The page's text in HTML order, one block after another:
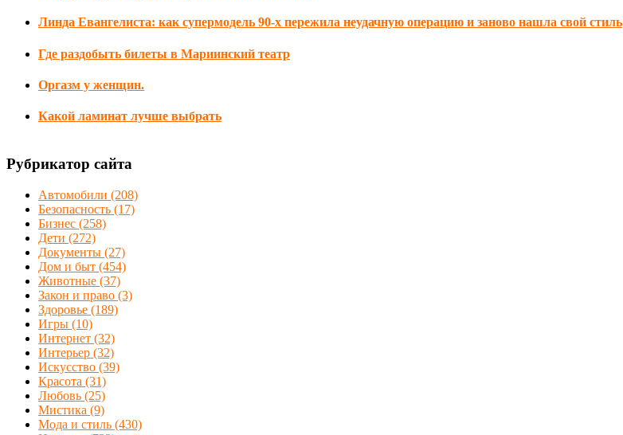
Линда Евангелиста: как супермодель 90-х пережила неудачную операцию и заново нашла свой стиль
Где раздобыть билеты в Мариинский театр
Оргазм у женщин.
Какой ламинат лучше выбрать
Рубрикатор сайта
Автомобили (208)
Безопасность (17)
Бизнес (258)
Дети (272)
Документы (27)
Дом и быт (454)
Животные (37)
Закон и право (3)
Здоровье (189)
Игры (10)
Интернет (32)
Интерьер (32)
Искусство (39)
Красота (31)
Любовь (25)
Мистика (9)
Мода и стиль (430)